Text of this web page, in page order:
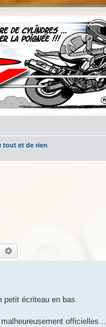
tout et de rien
Rechercher
petit écriteau en bas.
officielles...